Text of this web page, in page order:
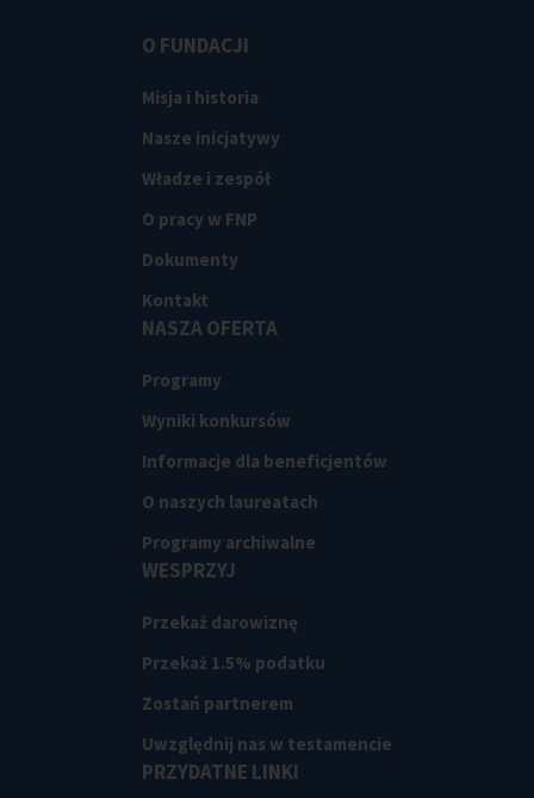
O FUNDACJI
Misja i historia
Nasze inicjatywy
Władze i zespół
O pracy w FNP
Dokumenty
Kontakt
NASZA OFERTA
Programy
Wyniki konkursów
Informacje dla beneficjentów
O naszych laureatach
Programy archiwalne
WESPRZYJ
Przekaż darowiznę
Przekaż 1.5% podatku
Zostań partnerem
Uwzględnij nas w testamencie
PRZYDATNE LINKI